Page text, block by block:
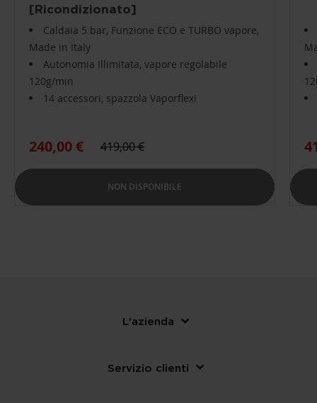
[Ricondizionato]
Caldaia 5 bar, Funzione ECO e TURBO vapore,
Made in Italy
Autonomia Illimitata, vapore regolabile
120g/min
14 accessori, spazzola Vaporflexi
240,00 € 419,00 €
NON DISPONIBILE
L'azienda
Servizio clienti